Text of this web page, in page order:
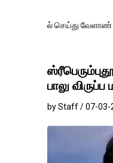
செய்து வேளாண் துறை
பாலு விருப்ப
by Staff / 07-03-